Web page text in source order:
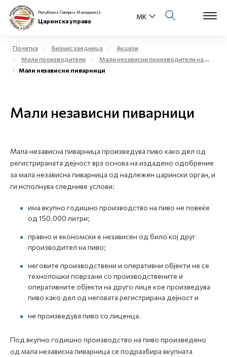
За нас
Е-Царина
Open
Медиа центар
Република Северна Македонија
Царинска управа
Почетна Бизнис заедница
Акцизи
Мали производители
Мали независни производители на етил алкохол и жестоки алкохолни пијалаци за комерцијални цели - мали дестилерии
Мали независни пиварници
Мали независни пиварници
Мала независна пиварница произведува пиво како дел од
регистрираната дејност врз основа на издадено одобрение
за мала независна пиварница од надлежен царински орган, и
ги исполнува следниве услови:
има вкупно годишно производство на пиво не повеќе
од 150.000 литри;
правно и економски е независен од било кој друг
производител на пиво;
неговите производствени и оперативни објекти не се
технолошки поврзани со производствените и
оперативните објекти на друго лице кое произведува
пиво како дел од неговата регистрирана дејност и
не произведува пиво со лиценца.
Под вкупно годишно производство на пиво произведено
од мала независна пиварница се подразбира вкупната